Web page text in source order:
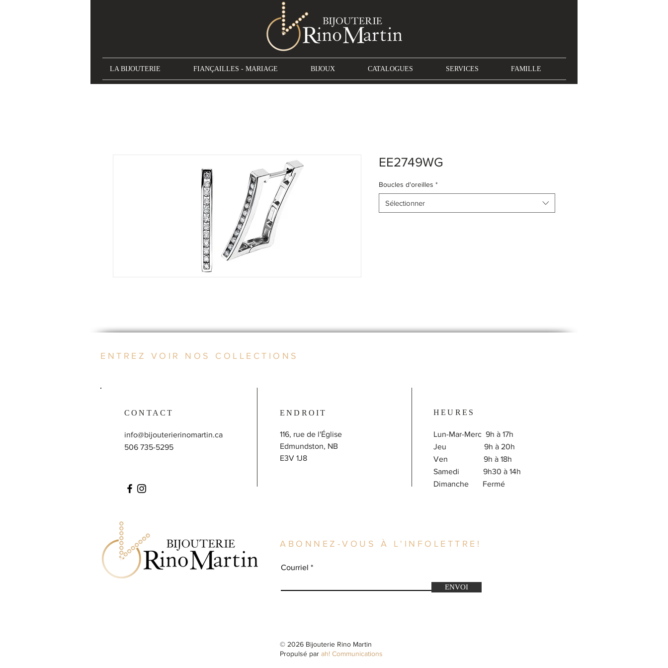
LA BIJOUTERIE FIANÇAILLES - MARIAGE BIJOUX CATALOGUES SERVICES FAMILLE
EE2749WG
Boucles d'oreilles *
Sélectionner
ENTREZ VOIR NOS COLLECTIONS
CONTACT ENDROIT HEURES
info@bijouterierinomartin.ca
506 735-5295
116, rue de l'Église
Edmundston, NB
E3V 1J8
Lun-Mar-Merc 9h à 17h
Jeu 9h à 20h
Ven 9h à 18h
Samedi 9h30 à 14h
​Dimanche Fermé
ABONNEZ-VOUS À L'INFOLETTRE!
Courriel
ENVOI
© 2026 Bijouterie Rino Martin
Propulsé par ah! Communications